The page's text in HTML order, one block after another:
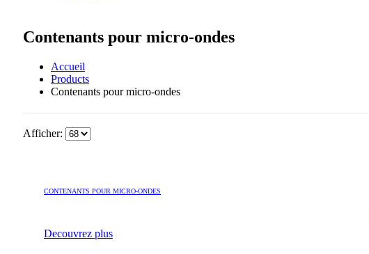
Contenants pour micro-ondes
Accueil
Products
Contenants pour micro-ondes
Afficher:
CONTENANTS POUR MICRO-ONDES
Decouvrez plus